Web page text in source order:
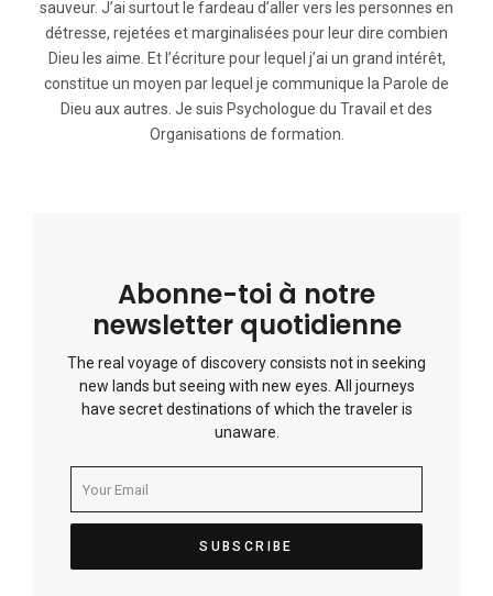
sauveur. J’ai surtout le fardeau d’aller vers les personnes en
détresse, rejetées et marginalisées pour leur dire combien
Dieu les aime. Et l’écriture pour lequel j’ai un grand intérêt,
constitue un moyen par lequel je communique la Parole de
Dieu aux autres. Je suis Psychologue du Travail et des
Organisations de formation.
Abonne-toi à notre
newsletter quotidienne
The real voyage of discovery consists not in seeking
new lands but seeing with new eyes. All journeys
have secret destinations of which the traveler is
unaware.